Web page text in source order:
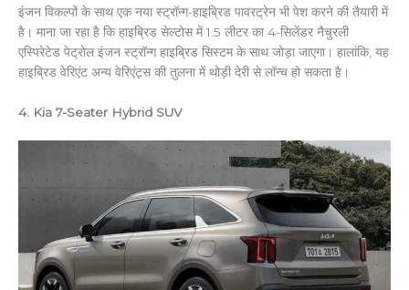
इंजन विकल्पों के साथ एक नया स्ट्रॉन्ग-हाइब्रिड पावरट्रेन भी पेश करने की तैयारी में
है। माना जा रहा है कि हाइब्रिड सेल्टोस में 1.5 लीटर का 4-सिलेंडर नैचुरली
एस्पिरेटेड पेट्रोल इंजन स्ट्रॉन्ग हाइब्रिड सिस्टम के साथ जोड़ा जाएगा। हालांकि, यह
हाइब्रिड वेरिएंट अन्य वेरिएंट्स की तुलना में थोड़ी देरी से लॉन्च हो सकता है।
4. Kia 7-Seater Hybrid SUV